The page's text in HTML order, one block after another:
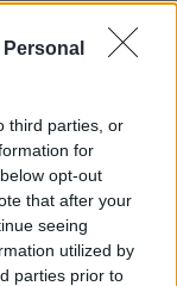
third parties, or
for
opt-out
that after your
seeing
utilized by
parties prior to